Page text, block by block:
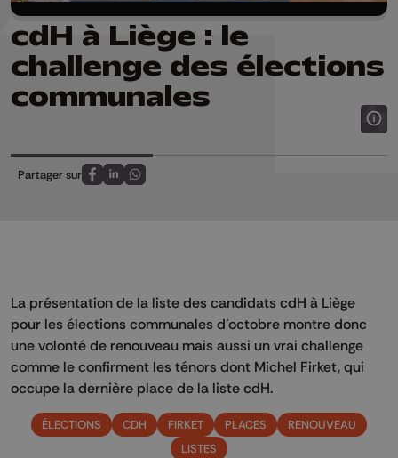
cdH à Liège : le
challenge des élections
communales
Partager sur
Partagez sur FaceBook
Partagez sur LinkedIn
Partagez sur Whatsapp
La présentation de la liste des candidats cdH à Liège
pour les élections communales d'octobre montre donc
une volonté de renouveau mais aussi un vrai challenge
comme le confirment les ténors dont Michel Firket, qui
occupe la dernière place de la liste cdH.
ÉLECTIONS CDH FIRKET PLACES
RENOUVEAU
LISTES